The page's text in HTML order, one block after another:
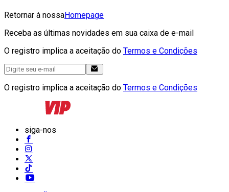
Retornar à nossaHomepage
Receba as últimas novidades em sua caixa de e-mail
O registro implica a aceitação do Termos e Condições
O registro implica a aceitação do Termos e Condições
siga-nos